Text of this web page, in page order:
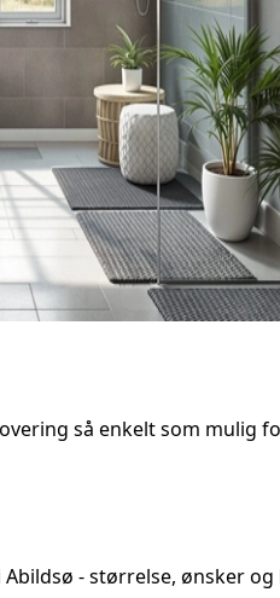
så enkelt som mulig
Abildsø - størrelse, ønsker